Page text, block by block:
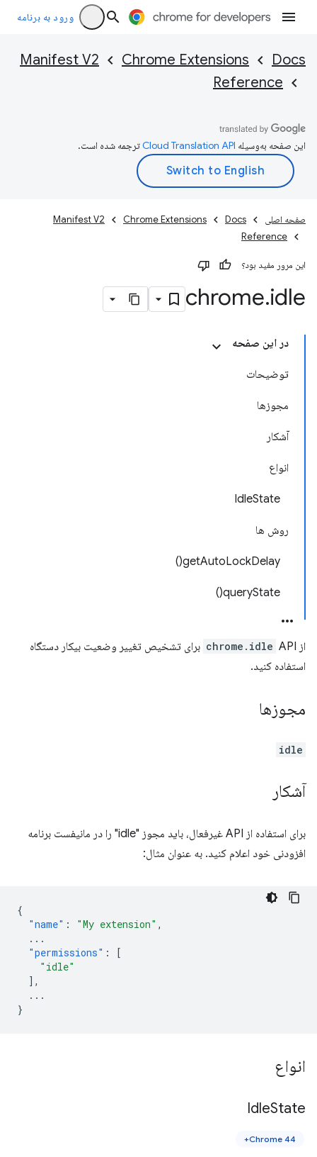
ورود به برنامه
Docs
Chrome Extensions
Manifest V2
Reference
این صفحه به‌وسیله ترجمه شده است.
صفحه اصلی Docs
Chrome Extensions
Manifest V2
Reference
این مرور مفید بود؟
chrome.idle
در این صفحه
توضیحات
مجوزها
آشکار
انواع
IdleState
روش ها
getAutoLockDelay()
queryState()
از chrome.idle API برای تشخیص تغییر وضعیت بیکار دستگاه
استفاده کنید.
مجوزها
idle
آشکار
برای استفاده از API غیرفعال، باید مجوز "idle" را در مانیفست برنامه
افزودنی خود اعلام کنید. به عنوان مثال:
{
"name" : "My extension" ,
...
"permissions" :
[
"idle"
],
...
}
انواع
IdleState
Chrome 44+